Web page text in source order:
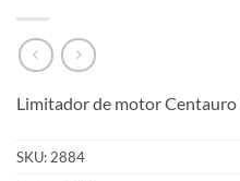
Limitador de motor Centauro
SKU:2884